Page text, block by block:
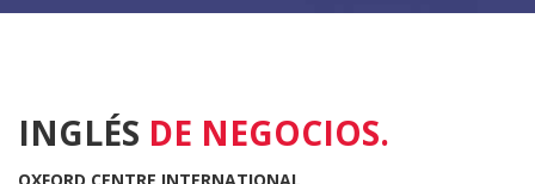
INGLÉS DE NEGOCIOS.